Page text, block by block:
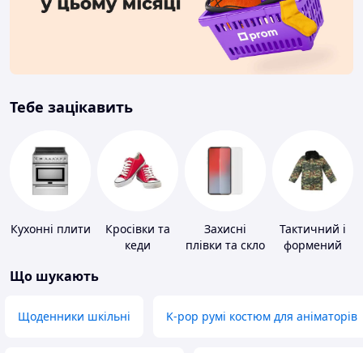
Тебе зацікавить
Кухонні плити
Кросівки та
кеди
Захисні
плівки та скло
Тактичний і
формений
Що шукають
Щоденники шкільні K-pop румі костюм для аніматорів